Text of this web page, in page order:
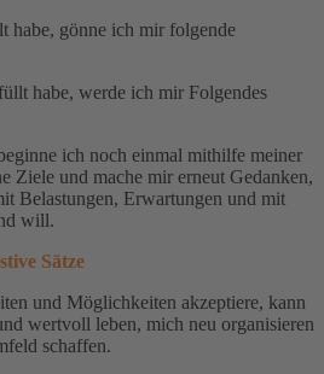
habe, gönne ich mir folgende
habe, werde ich mir Folgendes
ich noch einmal mithilfe meiner
Ziele und mache mir erneut Gedanken,
Belastungen, Erwartungen und mit
will.
Sätze
und Möglichkeiten akzeptiere, kann
wertvoll leben, mich neu organisieren
schaffen.